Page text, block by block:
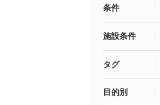
条件
施設条件
タグ
目的別